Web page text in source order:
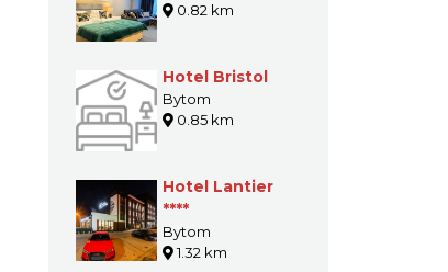
0.82 km
Hotel Bristol
Bytom
0.85 km
Hotel Lantier
****
Bytom
1.32 km